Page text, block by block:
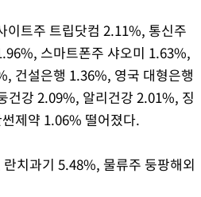
트주 트립닷컴 2.11%, 통신주
스마트폰주 샤오미 1.63%,
건설은행 1.36%, 영국 대형은행
건강 2.09%, 알리건강 2.01%, 징
제약 1.06% 떨어졌다.
치과기 5.48%, 물류주 둥팡해외